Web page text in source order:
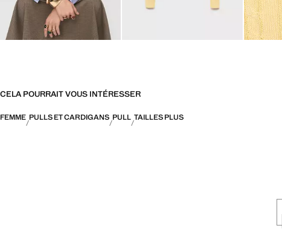
CELA POURRAIT VOUS INTÉRESSER
FEMME PULLS ET CARDIGANS PULL TAILLES PLUS